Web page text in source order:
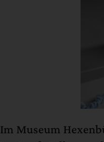
Im Museum